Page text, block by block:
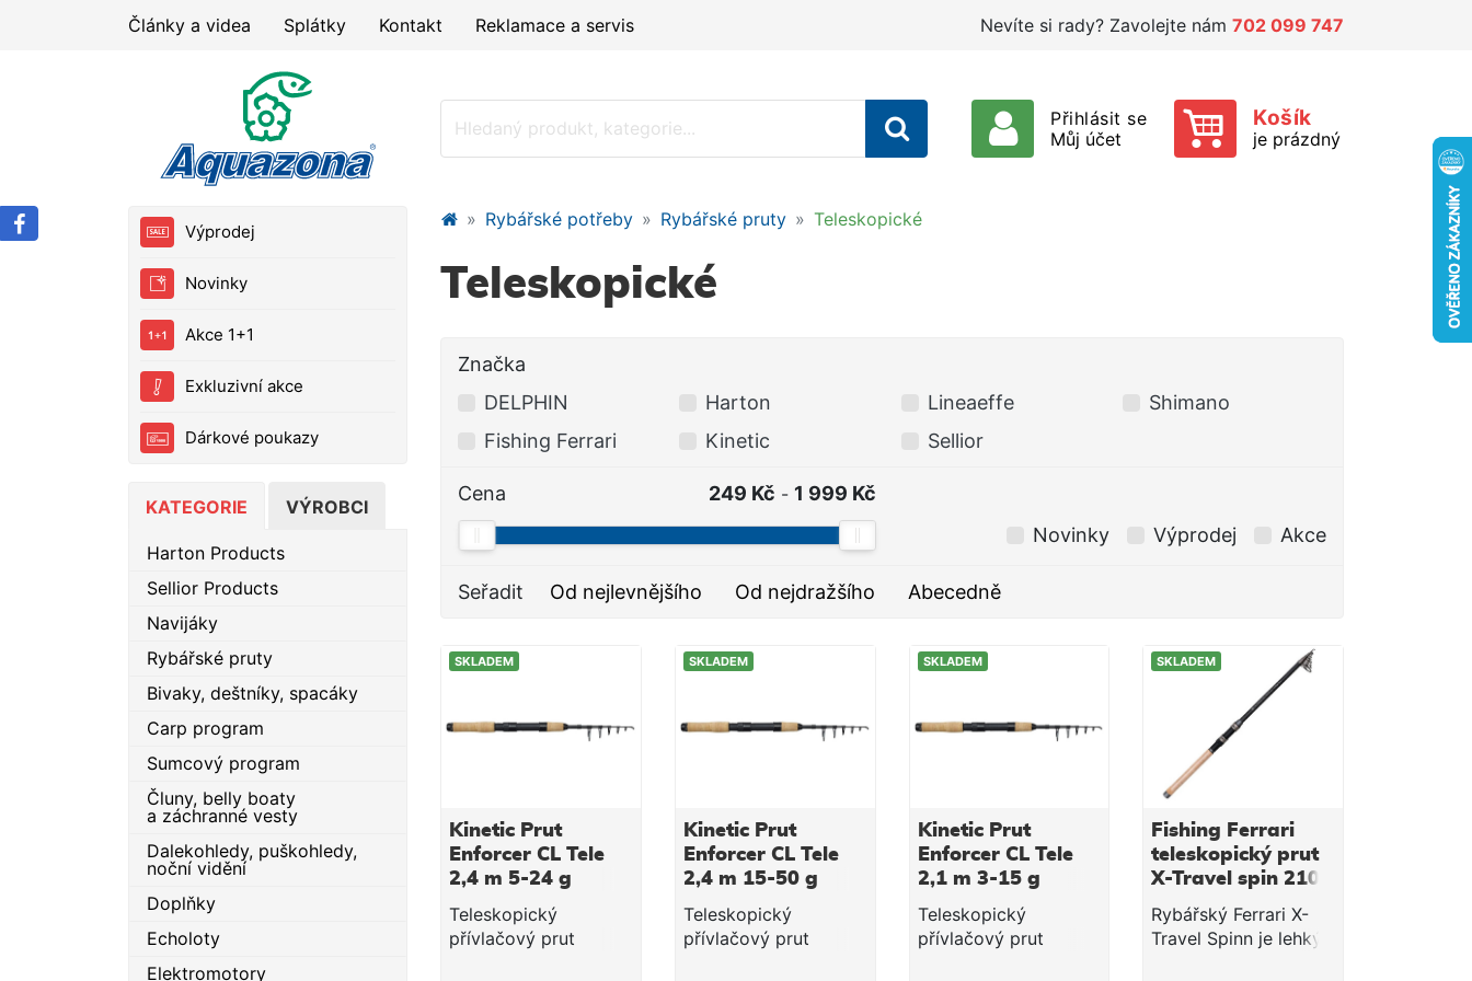
Články a videa Splátky Kontakt Reklamace a servis Nevíte si rady? Zavolejte nám 702 099 747
Přihlásit se
Můj účet
Košík
je prázdný
Výprodej
Novinky
Akce 1+1
Exkluzivní akce
Dárkové poukazy
KATEGORIE VÝROBCI
Harton Products
Sellior Products
Navijáky
Rybářské pruty
Bivaky, deštníky, spacáky
Carp program
Sumcový program
Čluny, belly boaty
a záchranné vesty
Dalekohledy, puškohledy,
noční vidění
Doplňky
Echoloty
Elektromotory
Rybářské potřeby Rybářské pruty Teleskopické
Teleskopické
Značka
DELPHIN
Fishing Ferrari
Harton
Kinetic
Lineaeffe
Sellior
Shimano
Cena 249 Kč - 1 999 Kč
Novinky
Výprodej Akce
Seřadit Od nejlevnějšího Od nejdražšího Abecedně
SKLADEM
Kinetic Prut
Enforcer CL Tele
2,4 m 5-24 g
Teleskopický
přívlačový prut
SKLADEM
Kinetic Prut
Enforcer CL Tele
2,4 m 15-50 g
Teleskopický
přívlačový prut
SKLADEM
Kinetic Prut
Enforcer CL Tele
2,1 m 3-15 g
Teleskopický
přívlačový prut
SKLADEM
Fishing Ferrari
teleskopický prut
X-Travel spin 210
cm 10-40g
Rybářský Ferrari X-
Travel Spinn je lehký